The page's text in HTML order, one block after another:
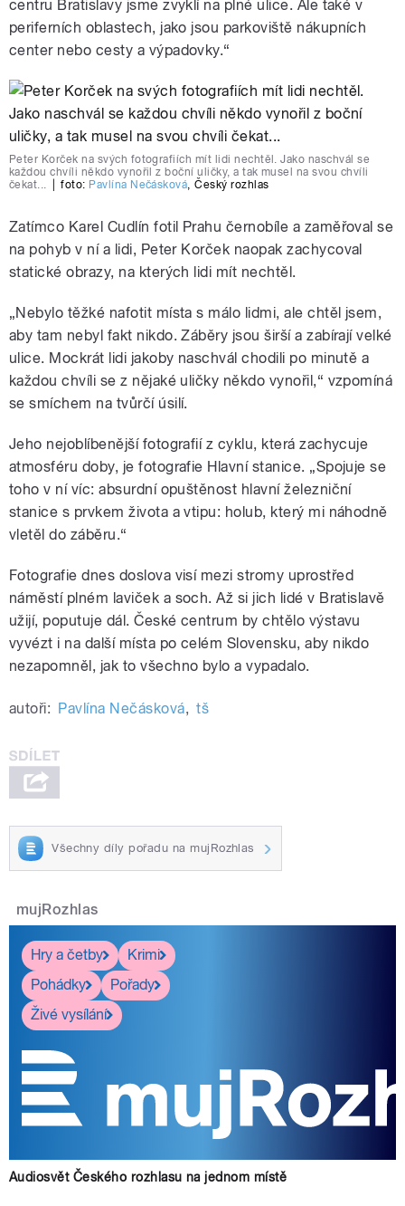
centru Bratislavy jsme zvyklí na plné ulice. Ale také v
periferních oblastech, jako jsou parkoviště nákupních
center nebo cesty a výpadovky.“
Peter Korček na svých fotografiích mít lidi nechtěl. Jako naschvál se
každou chvíli někdo vynořil z boční uličky, a tak musel na svou chvíli
čekat...
foto: Pavlína Nečásková,Český rozhlas
Zatímco Karel Cudlín fotil Prahu černobíle a zaměřoval se
na pohyb v ní a lidi, Peter Korček naopak zachycoval
statické obrazy, na kterých lidi mít nechtěl.
„Nebylo těžké nafotit místa s málo lidmi, ale chtěl jsem,
aby tam nebyl fakt nikdo. Záběry jsou širší a zabírají velké
ulice. Mockrát lidi jakoby naschvál chodili po minutě a
každou chvíli se z nějaké uličky někdo vynořil,“ vzpomíná
se smíchem na tvůrčí úsilí.
Jeho nejoblíbenější fotografií z cyklu, která zachycuje
atmosféru doby, je fotografie Hlavní stanice. „Spojuje se
toho v ní víc: absurdní opuštěnost hlavní železniční
stanice s prvkem života a vtipu: holub, který mi náhodně
vletěl do záběru.“
Fotografie dnes doslova visí mezi stromy uprostřed
náměstí plném laviček a soch. Až si jich lidé v Bratislavě
užijí, poputuje dál. České centrum by chtělo výstavu
vyvézt i na další místa po celém Slovensku, aby nikdo
nezapomněl, jak to všechno bylo a vypadalo.
autoři: Pavlína Nečásková, tš
Všechny díly pořadu na mujRozhlas
mujRozhlas
Hry a četby
Krimi
Pohádky
Pořady
Živé vysílání
Audiosvět Českého rozhlasu na jednom místě